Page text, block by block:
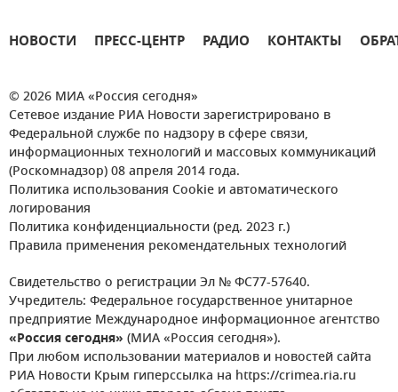
НОВОСТИ ПРЕСС-ЦЕНТР РАДИО КОНТАКТЫ
© 2026 МИА «Россия сегодня»
Сетевое издание РИА Новости зарегистрировано в
Федеральной службе по надзору в сфере связи,
информационных технологий и массовых коммуникаций
(Роскомнадзор) 08 апреля 2014 года.
Политика использования Cookie и автоматического
логирования
Политика конфиденциальности (ред. 2023 г.)
Правила применения рекомендательных технологий
Свидетельство о регистрации Эл № ФС77-57640.
Учредитель: Федеральное государственное унитарное
предприятие Международное информационное агентство
«Россия сегодня» (МИА «Россия сегодня»).
При любом использовании материалов и новостей сайта
РИА Новости Крым гиперссылка на https://crimea.ria.ru